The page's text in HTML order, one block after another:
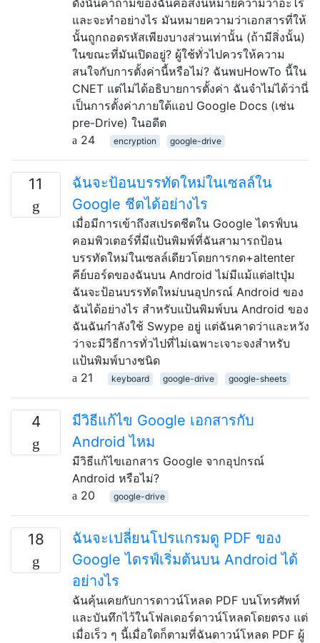
และจะทำอย่างไร มันหมายความว่าเอกสารที่ให้
นั้นถูกถอดรหัสเพียงบางส่วนเท่านั้น (ถ้ามีสิ่งนั้น)
ในขณะที่มันเปิดอยู่? ผู้ใช้ทั่วไปควรให้ความ
สนใจกับการตั้งค่านี้หรือไม่? ฉันพบHowTo นี้ใน
CNET แต่ไม่ได้อธิบายการตั้งค่า ฉันจำไม่ได้ว่านี่
เป็นการตั้งค่าภายใต้แอป Google Docs (เช่น
pre-Drive) ในอดีต
24
encryption google-drive
11
ฉันจะป้อนบรรทัดใหม่ในเซลล์ใน
Google ชีตได้อย่างไร
เมื่อมีการเข้าถึงสเปรดชีตใน Google ไดรฟ์บน
คอมพิวเตอร์ที่มีแป้นพิมพ์ที่ฉันสามารถป้อน
บรรทัดใหม่ในเซลล์เดียวโดยการกด+altenter
คีย์บอร์ดของฉันบน Android ไม่มีแม้แต่altปุ่ม
ฉันจะป้อนบรรทัดใหม่บนอุปกรณ์ Android ของ
ฉันได้อย่างไร สำหรับแป้นพิมพ์บน Android ของ
ฉันฉันกำลังใช้ Swype อยู่ แต่ฉันคาดว่าและหวัง
ว่าจะมีวิธีการทั่วไปที่ไม่เฉพาะเจาะจงสำหรับ
แป้นพิมพ์บางชนิด
21
keyboard google-drive google-sheets
4
มีวิธีแก้ไข Google เอกสารกับ
Android ไหม
มีวิธีแก้ไขเอกสาร Google จากอุปกรณ์
Android หรือไม่?
20
google-drive
18
ฉันจะเปลี่ยนโปรแกรมดู PDF ของ
Google ไดรฟ์เริ่มต้นบน Android ได้
อย่างไร
ฉันคุ้นเคยกับการดาวน์โหลด PDF บนโทรศัพท์
และบันทึกไว้ในโฟลเดอร์ดาวน์โหลดโดยตรง แต่
เมื่อเร็ว ๆ นี้เมื่อใดก็ตามที่ฉันดาวน์โหลด PDF ผู้